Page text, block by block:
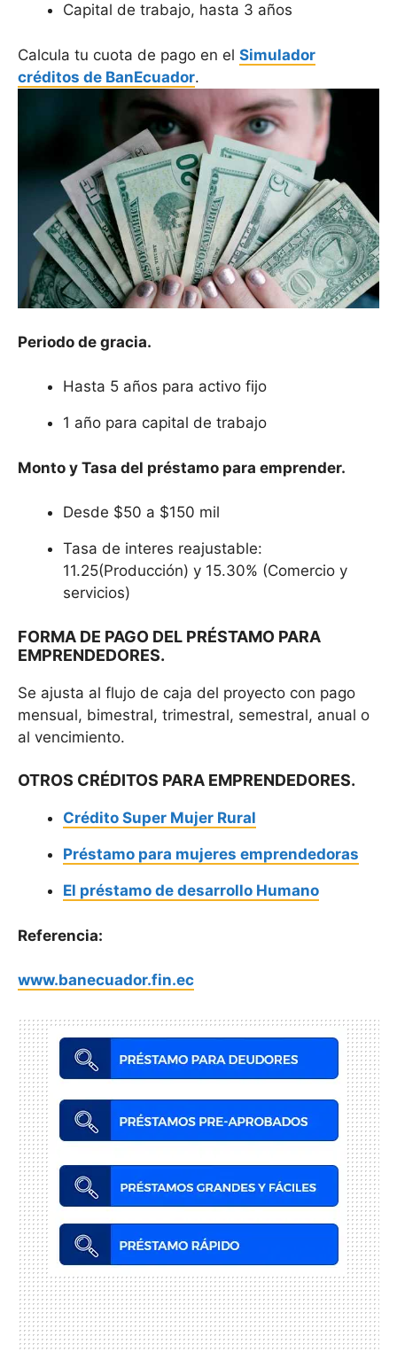
Capital de trabajo, hasta 3 años
Calcula tu cuota de pago en el Simulador
créditos de BanEcuador.
Periodo de gracia.
Hasta 5 años para activo fijo
1 año para capital de trabajo
Monto y Tasa del préstamo para emprender.
Desde $50 a $150 mil
Tasa de interes reajustable:
11.25(Producción) y 15.30% (Comercio y
servicios)
FORMA DE PAGO DEL PRÉSTAMO PARA
EMPRENDEDORES.
Se ajusta al flujo de caja del proyecto con pago
mensual, bimestral, trimestral, semestral, anual o
al vencimiento.
OTROS CRÉDITOS PARA EMPRENDEDORES.
Crédito Super Mujer Rural
Préstamo para mujeres emprendedoras
El préstamo de desarrollo Humano
Referencia:
www.banecuador.fin.ec